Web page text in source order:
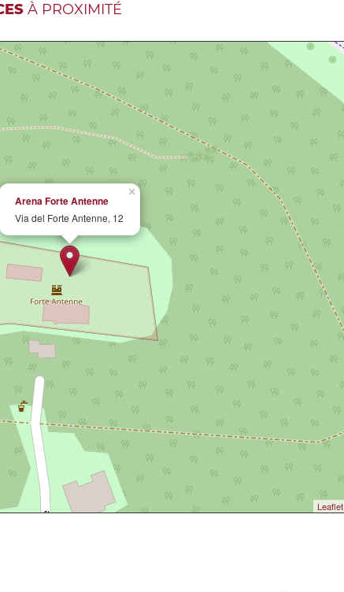
À PROXIMITÉ
×
Arena Forte Antenne
Via del Forte Antenne, 12
Leaflet